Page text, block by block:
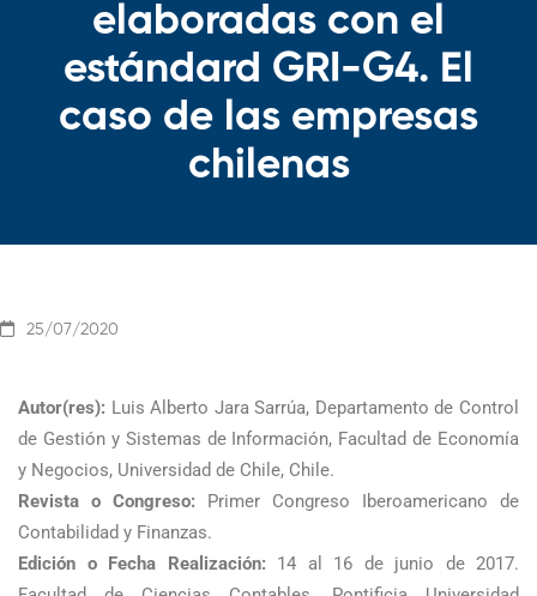
elaboradas con el
estándard GRI-G4. El
caso de las empresas
chilenas
25/07/2020
Autor(res): Luis Alberto Jara Sarrúa, Departamento de Control
de Gestión y Sistemas de Información, Facultad de Economía
y Negocios, Universidad de Chile, Chile.
Revista o Congreso: Primer Congreso Iberoamericano de
Contabilidad y Finanzas.
Edición o Fecha Realización: 14 al 16 de junio de 2017.